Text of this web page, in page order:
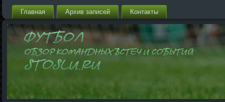
Главная Архив запи­сей Контакты